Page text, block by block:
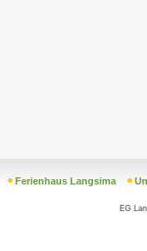
Ferienhaus Langsima
EG